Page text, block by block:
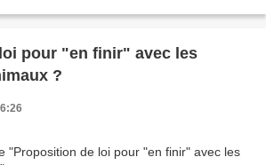
pour "en finir" avec les
?